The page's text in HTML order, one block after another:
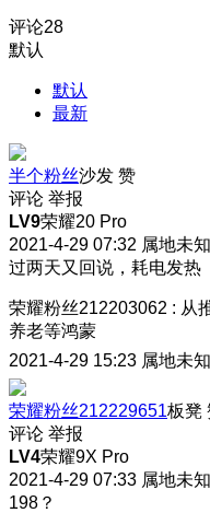
评论28
默认
默认
最新
半个粉丝沙发 赞
评论 举报
LV9荣耀20 Pro
2021-4-29 07:32 属地未知
过两天又回说，耗电发热
荣耀粉丝212203062 : 从
养老等鸿蒙
2021-4-29 15:23 属地未知
荣耀粉丝212229651板凳
评论 举报
LV4荣耀9X Pro
2021-4-29 07:33 属地未知
198？